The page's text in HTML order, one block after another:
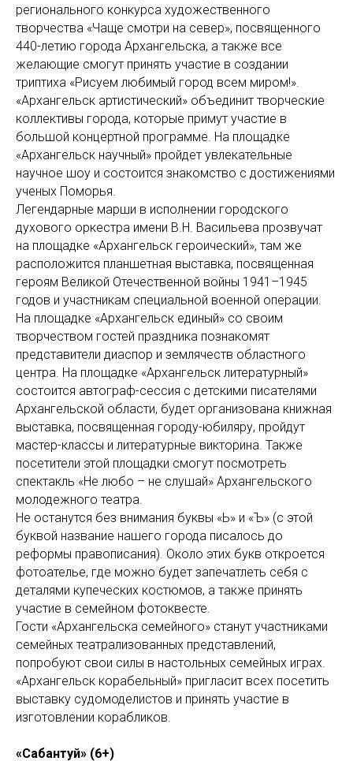
регионального конкурса художественного
творчества «Чаще смотри на север», посвященного
440-летию города Архангельска, а также все
желающие смогут принять участие в создании
триптиха «Рисуем любимый город всем миром!».
«Архангельск артистический» объединит творческие
коллективы города, которые примут участие в
большой концертной программе. На площадке
«Архангельск научный» пройдет увлекательные
научное шоу и состоится знакомство с достижениями
ученых Поморья.
Легендарные марши в исполнении городского
духового оркестра имени В.Н. Васильева прозвучат
на площадке «Архангельск героический», там же
расположится планшетная выставка, посвященная
героям Великой Отечественной войны 1941–1945
годов и участникам специальной военной операции.
На площадке «Архангельск единый» со своим
творчеством гостей праздника познакомят
представители диаспор и землячеств областного
центра. На площадке «Архангельск литературный»
состоится автограф-сессия с детскими писателями
Архангельской области, будет организована книжная
выставка, посвященная городу-юбиляру, пройдут
мастер-классы и литературные викторина. Также
посетители этой площадки смогут посмотреть
спектакль «Не любо – не слушай» Архангельского
молодежного театра.
Не останутся без внимания буквы «Ь» и «Ъ» (с этой
буквой название нашего города писалось до
реформы правописания). Около этих букв откроется
фотоателье, где можно будет запечатлеть себя с
деталями купеческих костюмов, а также принять
участие в семейном фотоквесте.
Гости «Архангельска семейного» станут участниками
семейных театрализованных представлений,
попробуют свои силы в настольных семейных играх.
«Архангельск корабельный» пригласит всех посетить
выставку судомоделистов и принять участие в
изготовлении корабликов.
«Сабантуй» (6+)